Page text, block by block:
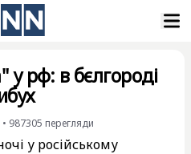
у рф: в бєлгороді
• 987305 перегляди
у російському